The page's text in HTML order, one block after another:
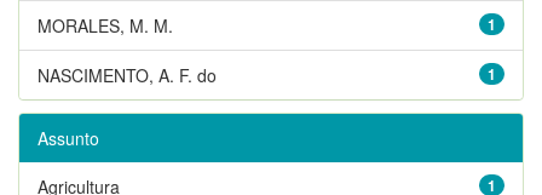
1
MORALES, M. M.
1
NASCIMENTO, A. F. do
Assunto
1
Agricultura